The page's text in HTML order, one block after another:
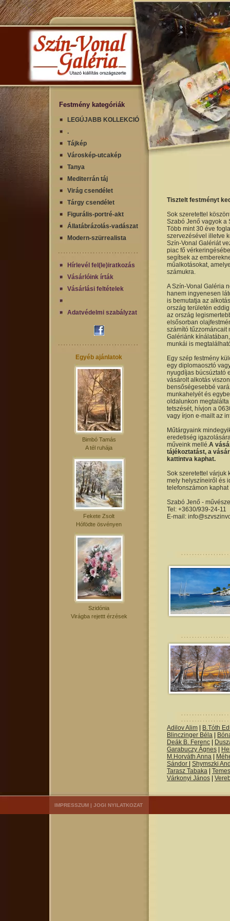
Festmény kategóriák
LEGÚJABB KOLLEKCIÓ
.
Tájkép
Városkép-utcakép
Tanya
Mediterrán táj
Virág csendélet
Tárgy csendélet
Figurális-portré-akt
Állatábrázolás-vadászat
Modern-szürrealista
Hírlevél fel(le)iratkozás
Vásárlóink írták
Vásárlási feltételek
Adatvédelmi szabályzat
Egyéb ajánlatok
Bimbó Tamás
A tél ruhája
Fekete Zsolt
Hófödte ösvényen
Szidónia
Virágba rejettt érzések
Tisztelt festményt
Sok szeretettel
Szabó Jenő vagyok a
Több mint 30 éve
szervezésével illetve
Szín-Vonal Galériát
piac fő
segítsek az
műalkotásokat,
számukra.
A Szín-Vonal Galéria
hanem ingyenesen
is bemutatja az
ország területén
az ország
elsősorban
számító tűzzománcait
Galériánk
munkái is
Egy szép festmény
egy diplomaosztó
nyugdíjas búcsúztató
vásárolt alkotás
bensőségesebbé
munkahelyét és
oldalunkon
tetszését, hívjon a
vagy írjon e-mailt az
Műtárgyaink
eredetiség
műveink mellé.A
tájékoztatást, a
kattintva kaphat.
Sok szeretettel várjuk
mely helyszíneiről és
telefonszámon
Szabó Jenő -
Tel: +3630/939-24-11
E-mail:
Adilov Alim
B.Tóth
Blinczinger Béla
Deák B. Ferenc
Garabuczy Ágnes
M.Horváth Anna
Sándor
Shymszki
Tarasz Tabaka
Várkonyi János
IMPRESSZUM | JOGI NYILATKOZAT